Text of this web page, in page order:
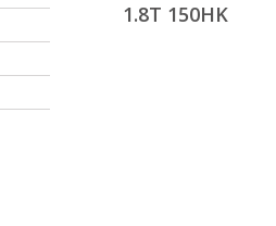
1.8T 150HK